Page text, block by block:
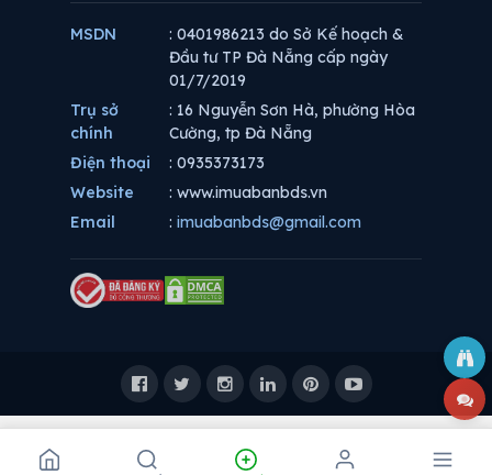
MSDN
: 0401986213 do Sở Kế hoạch &
Đầu tư TP Đà Nẵng cấp ngày
01/7/2019
Trụ sở
chính
: 16 Nguyễn Sơn Hà, phường Hòa
Cường, tp Đà Nẵng
Điện thoại
: 0935373173
Website
: www.imuabanbds.vn
Email
: imuabanbds@gmail.com